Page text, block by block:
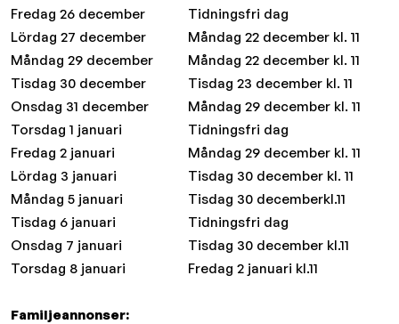
Fredag 26 december
Tidningsfri dag
Lördag 27 december
Måndag 22 december kl. 11
Måndag 29 december
Måndag 22 december kl. 11
Tisdag 30 december
Tisdag 23 december kl. 11
Onsdag 31 december
Måndag 29 december kl. 11
Torsdag 1 januari
Tidningsfri dag
Fredag 2 januari
Måndag 29 december kl. 11
Lördag 3 januari
Tisdag 30 december kl. 11
Måndag 5 januari
Tisdag 30 decemberkl.11
Tisdag 6 januari
Tidningsfri dag
Onsdag 7 januari
Tisdag 30 december kl.11
Torsdag 8 januari
Fredag 2 januari kl.11
Familjeannonser: